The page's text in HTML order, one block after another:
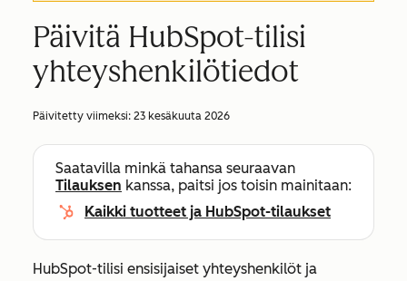
Päivitä HubSpot-tilisi
yhteyshenkilötiedot
Päivitetty viimeksi: 23 kesäkuuta 2026
Saatavilla minkä tahansa seuraavan
Tilauksen kanssa, paitsi jos toisin mainitaan:
Kaikki tuotteet ja HubSpot-tilaukset
HubSpot-tilisi ensisijaiset yhteyshenkilöt ja